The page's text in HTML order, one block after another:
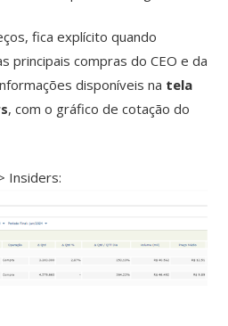
fica explícito quando
principais compras do CEO e da
disponíveis na tela
, com o gráfico de cotação do
Insiders: